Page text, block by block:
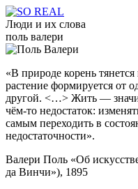
Люди и их слова
поль валери
«В природе корень
растение формируется от
другой. <…> Жить —
чём‑то недостаток:
самым переходить в
недостаточности».
Валери Поль «Об
да Винчи»), 1895